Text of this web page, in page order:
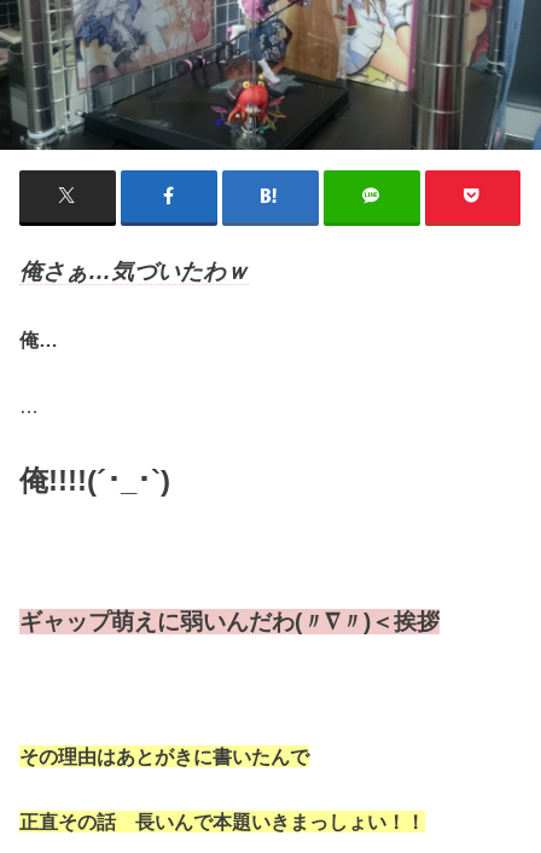
俺さぁ…気づいたわｗ
俺…
…
俺!!!!(´･_･`)
ギャップ萌えに弱いんだわ(〃∇〃)＜挨拶
その理由はあとがきに書いたんで
正直その話 長いんで本題いきまっしょい！！